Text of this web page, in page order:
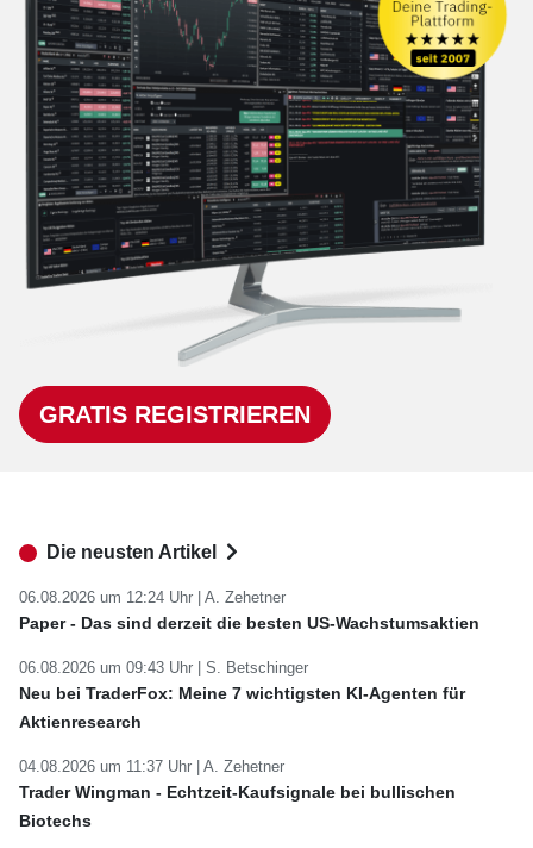
GRATIS REGISTRIEREN
Die neusten Artikel
06.08.2026 um 12:24 Uhr | A. Zehetner
Paper - Das sind derzeit die besten US-Wachstumsaktien
06.08.2026 um 09:43 Uhr | S. Betschinger
Neu bei TraderFox: Meine 7 wichtigsten KI-Agenten für
Aktienresearch
04.08.2026 um 11:37 Uhr | A. Zehetner
Trader Wingman - Echtzeit-Kaufsignale bei bullischen
Biotechs